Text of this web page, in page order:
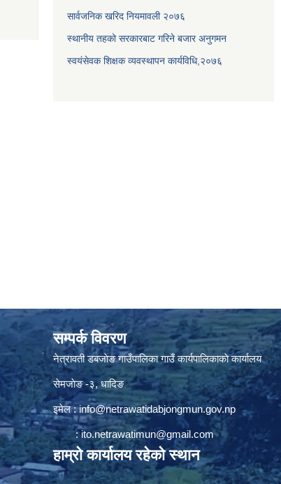
सार्वजनिक खरिद नियमावली २०७६
स्थानीय तहको सरकारबाट गरिने बजार अनुगमन
स्वयंसेवक शिक्षक व्यवस्थापन कार्यविधि,२०७६
सम्पर्क विवरण
नेत्रावती डबजाेङ गाउँपालिका गाउँ कार्यपालिकाकाे कार्यालय
सेमजाेङ -३, धादिङ
इमेल :info@netrawatidabjongmun.gov.np
:ito.netrawatimun@gmail.com
हाम्राे कार्यालय रहेकाे स्थान